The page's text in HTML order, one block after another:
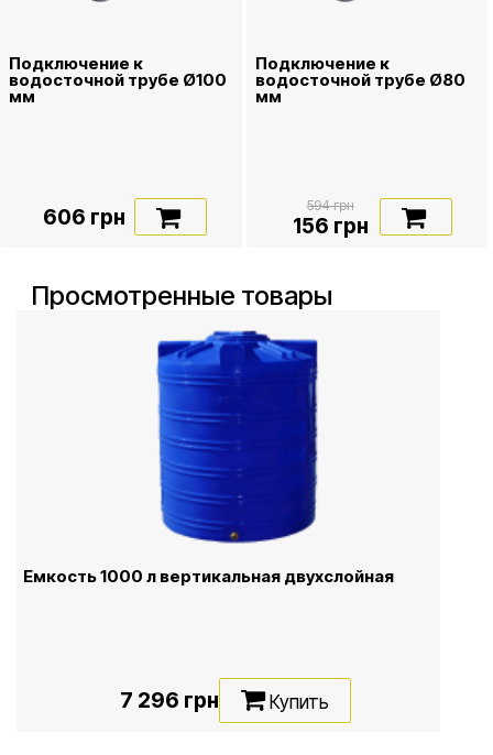
Подключение к
водосточной трубе Ø100
мм
606 грн
Подключение к
водосточной трубе Ø80
мм
156 грн
594 грн
Просмотренные товары
Емкость 1000 л вертикальная двухслойная
7 296 грн Купить